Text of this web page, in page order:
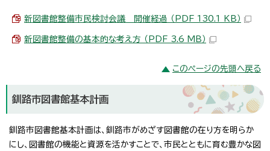
新図書館整備市民検討会議 開催経過 （PDF 130.1 KB）
新図書館整備の基本的な考え方 （PDF 3.6 MB）
このページの先頭へ戻る
釧路市図書館基本計画
釧路市図書館基本計画は、釧路市がめざす図書館の在り方を明らか
にし、図書館の機能と資源を活かすことで、市民とともに育む豊かな図